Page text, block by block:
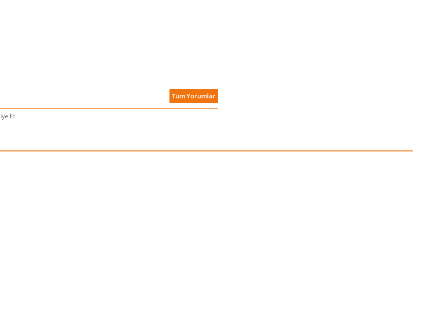
Tüm Yorumlar
Et